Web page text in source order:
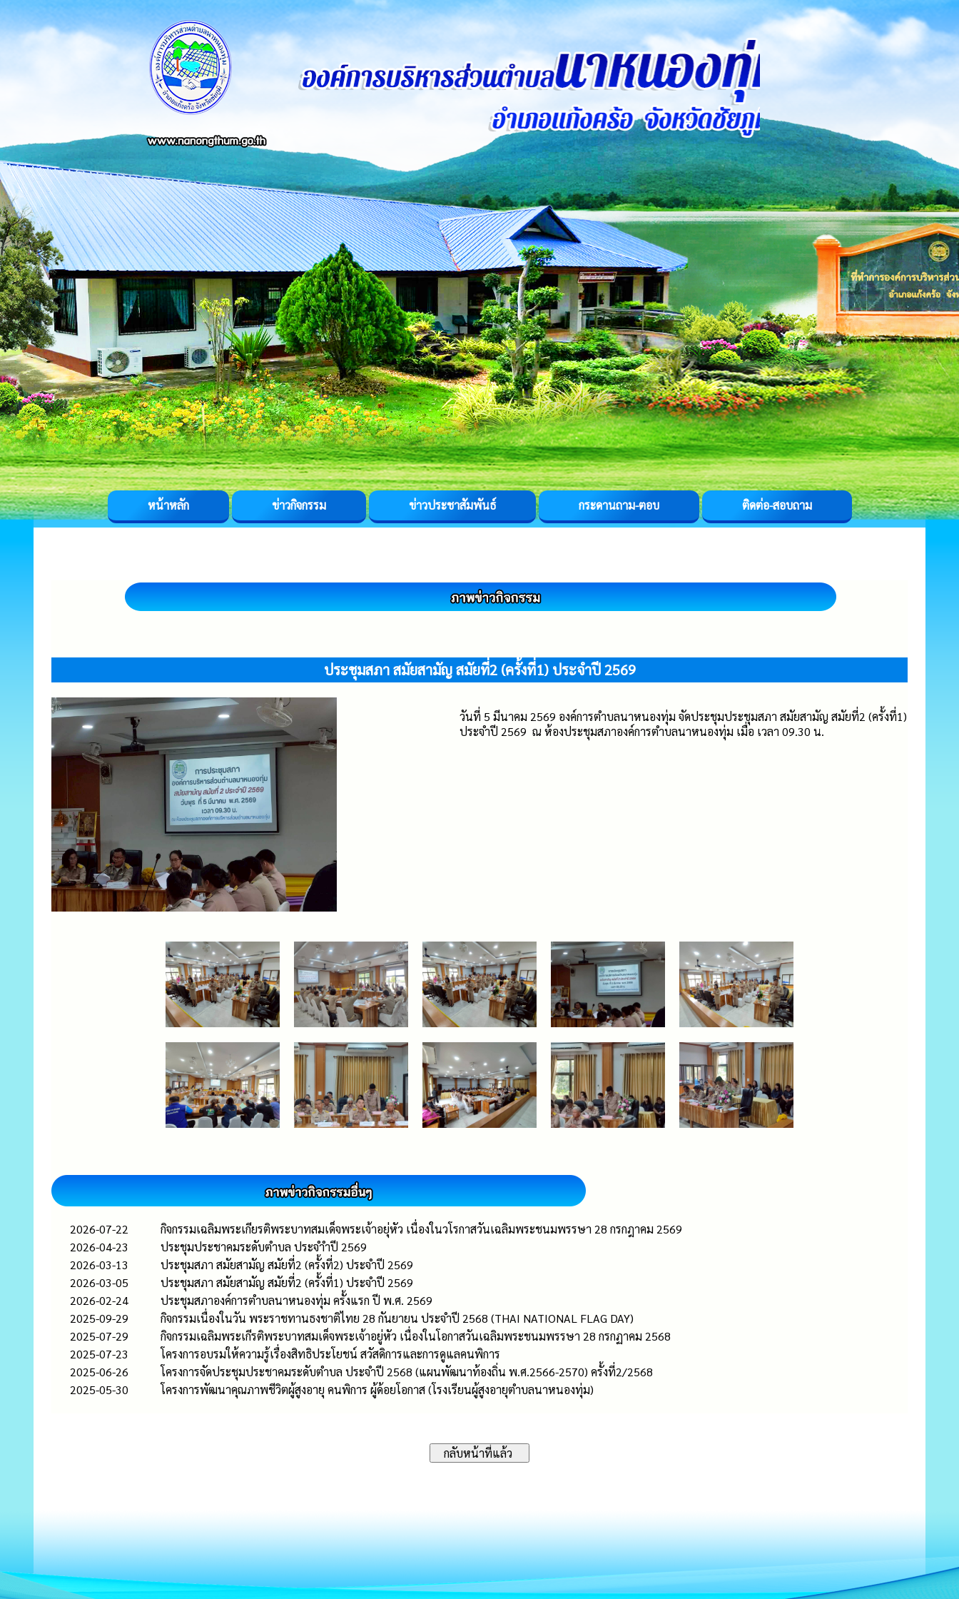
หน้าหลัก ข่าวกิจกรรม ข่าวประชาสัมพันธ์ กระดานถาม-ตอบ ติดต่อ-สอบถาม
ประชุมสภา สมัยสามัญ สมัยที่2 (ครั้งที่1) ประจำปี 2569
วันที่ 5 มีนาคม 2569 องค์การตำบลนาหนองทุ่ม จัดประชุมประชุมสภา สมัยสามัญ สมัยที่2 (ครั้งที่1)
ประจำปี 2569 ณ ห้องประชุมสภาองค์การตำบลนาหนองทุ่ม เมื่อ เวลา 09.30 น.
2026-07-22
กิจกรรมเฉลิมพระเกียรติพระบาทสมเด็จพระเจ้าอยุ่หัว เนื่องในวโรกาสวันเฉลิมพระชนมพรรษา 28 กรกฎาคม 2569
2026-04-23
ประชุมประชาคมระดับตำบล ประจำำปี 2569
2026-03-13
ประชุมสภา สมัยสามัญ สมัยที่2 (ครั้งที่2) ประจำปี 2569
2026-03-05
ประชุมสภา สมัยสามัญ สมัยที่2 (ครั้งที่1) ประจำปี 2569
2026-02-24
ประชุมสภาองค์การตำบลนาหนองทุ่ม ครั้งแรก ปี พ.ศ. 2569
2025-09-29
กิจกรรมเนื่องในวัน พระราชทานธงชาติไทย 28 กันยายน ประจำปี 2568 (THAI NATIONAL FLAG DAY)
2025-07-29
กิจกรรมเฉลิมพระเกีรติพระบาทสมเด็จพระเจ้าอยู่หัว เนื่องในโอกาสวันเฉลิมพระชนมพรรษา 28 กรกฏาคม 2568
2025-07-23
โครงการอบรมให้ความรู้เรื่องสิทธิประโยชน์ สวัสดิการและการดูแลคนพิการ
2025-06-26
โครงการจัดประชุมประชาคมระดับตำบล ประจำปี 2568 (แผนพัฒนาท้องถิ่น พ.ศ.2566-2570) ครั้งที่2/2568
2025-05-30
โครงการพัฒนาคุณภาพชีวิตผู้สูงอายุ คนพิการ ผู้ด้อยโอกาส (โรงเรียนผู้สูงอายุตำบลนาหนองทุ่ม)